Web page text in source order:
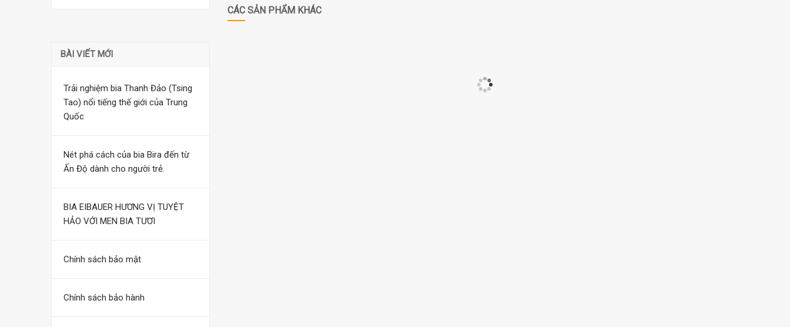
BÀI VIẾT MỚI
Trải nghiệm bia Thanh Đảo (Tsing
Tao) nổi tiếng thế giới của Trung
Quốc
Nét phá cách của bia Bira đến từ
Ấn Độ dành cho người trẻ.
BIA EIBAUER HƯƠNG VỊ TUYỆT
HẢO VỚI MEN BIA TƯƠI
Chính sách bảo mật
Chính sách bảo hành
CÁC SẢN PHẨM KHÁC